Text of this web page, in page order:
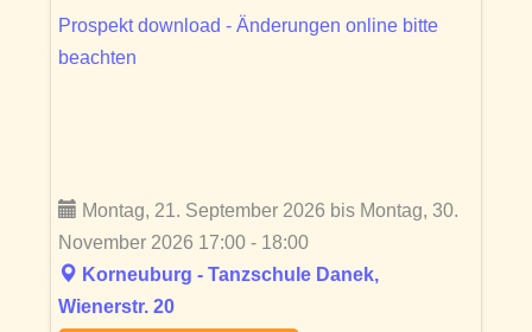
Prospekt download - Änderungen online bitte
beachten
Montag, 21. September 2026 bis Montag, 30.
November 2026 17:00 - 18:00
Korneuburg - Tanzschule Danek,
Wienerstr. 20